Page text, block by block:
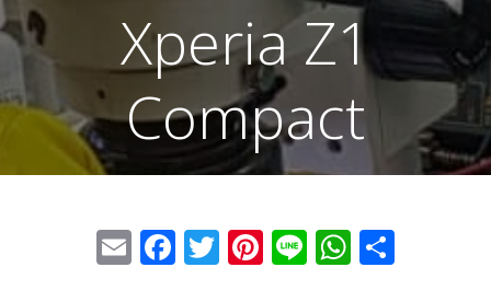
Xperia Z1
Compact
EmailFacebook
Twitter
Pinterest
Line